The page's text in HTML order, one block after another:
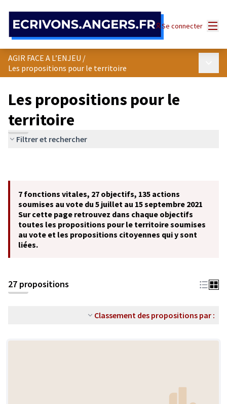
Se connecter
AGIR FACE A L’ENJEU /
Les propositions pour le territoire
Les propositions pour le
territoire
Filtrer et rechercher
7 fonctions vitales, 27 objectifs, 135 actions
soumises au vote du 5 juillet au 15 septembre 2021
Sur cette page retrouvez dans chaque objectifs
toutes les propositions pour le territoire soumises
au vote et les propositions citoyennes qui y sont
liées.
27 propositions
Classement des propositions par :